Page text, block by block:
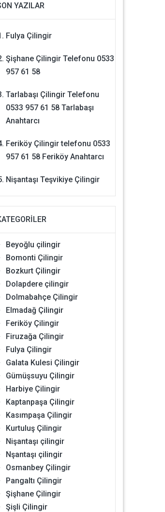
YAZILAR
Fulya Çilingir
Şişhane Çilingir Telefonu 0533
957 61 58
Tarlabaşı Çilingir Telefonu
0533 957 61 58 Tarlabaşı
Anahtarcı
Feriköy Çilingir telefonu 0533
957 61 58 Feriköy Anahtarcı
Nişantaşı Teşvikiye Çilingir
Beyoğlu çilingir
Bomonti Çilingir
Bozkurt Çilingir
Dolapdere çilingir
Dolmabahçe Çilingir
Elmadağ Çilingir
Feriköy Çilingir
Firuzağa Çilingir
Fulya Çilingir
Galata Kulesi Çilingir
Gümüşsuyu Çilingir
Harbiye Çilingir
Kaptanpaşa Çilingir
Kasımpaşa Çilingir
Kurtuluş Çilingir
Nişantaşı çilingir
Nşantaşı çilingir
Osmanbey Çilingir
Pangaltı Çilingir
Şişhane Çilingir
Şişli Çilingir